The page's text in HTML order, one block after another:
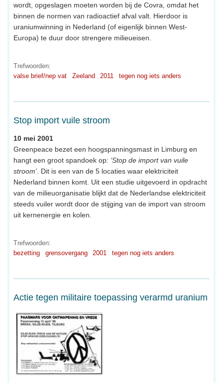
wordt, opgeslagen moeten worden bij de Covra, omdat het
binnen de normen van radioactief afval valt. Hierdoor is
uraniumwinning in Nederland (of eigenlijk binnen West-
Europa) te duur door strengere milieueisen.
Trefwoorden:
valse brief/nep vat
Zeeland 2011 tegen nog iets anders
Stop import vuile stroom
10 mei 2001
Greenpeace bezet een hoogspanningsmast in Limburg en
hangt een groot spandoek op: ‘Stop de import van vuile
stroom’. Dit is een van de 5 locaties waar elektriciteit
Nederland binnen komt. Uit een studie uitgevoerd in opdracht
van de milieuorganisatie blijkt dat de Nederlandse elektriciteit
steeds vuiler wordt door de stijging van de import van stroom
uit kernenergie en kolen.
Trefwoorden:
bezetting
grensovergang 2001 tegen nog iets anders
Actie tegen militaire toepassing verarmd uranium